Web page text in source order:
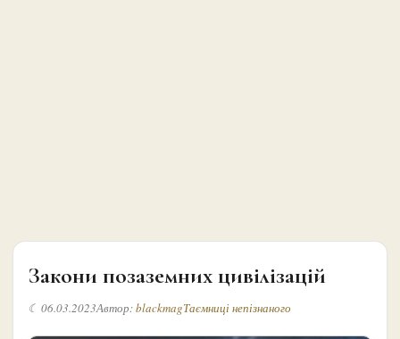
Закони позаземних цивілізацій
☾ 06.03.2023Автор:blackmagТаємниці непізнаного